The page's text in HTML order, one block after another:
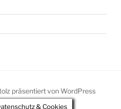
präsentiert von WordPress
& Cookies